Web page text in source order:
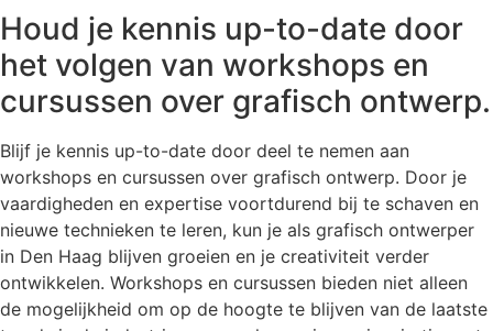
Houd je kennis up-to-date door
het volgen van workshops en
cursussen over grafisch ontwerp.
Blijf je kennis up-to-date door deel te nemen aan
workshops en cursussen over grafisch ontwerp. Door je
vaardigheden en expertise voortdurend bij te schaven en
nieuwe technieken te leren, kun je als grafisch ontwerper
in Den Haag blijven groeien en je creativiteit verder
ontwikkelen. Workshops en cursussen bieden niet alleen
de mogelijkheid om op de hoogte te blijven van de laatste